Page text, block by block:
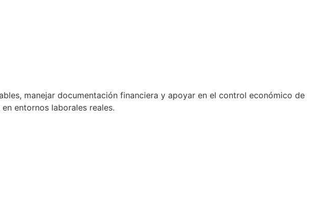
manejar documentación financiera y apoyar en el control económico de
entornos laborales reales.